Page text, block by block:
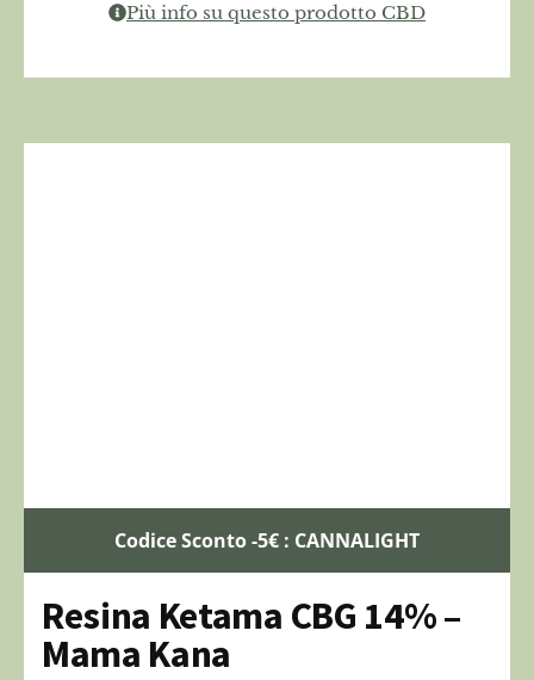
Più info su questo prodotto CBD
Codice Sconto -5€ : CANNALIGHT
Resina Ketama CBG 14% –
Mama Kana